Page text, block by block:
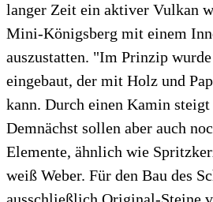
langer Zeit ein aktiver Vulkan
Mini-Königsberg mit einem
auszustatten. "Im Prinzip
eingebaut, der mit Holz und
kann. Durch einen Kamin steigt
Demnächst sollen aber auch
Elemente, ähnlich wie
weiß Weber. Für den Bau des